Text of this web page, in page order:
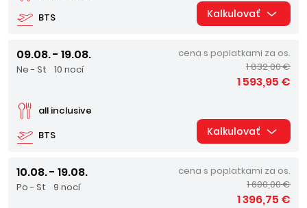
BTS Kalkulovať
09.08. - 19.08.
Ne - St 10 nocí
BTS
all inclusive
cena s poplatkami za os.
1 832,00 €
1 593,95 €
Kalkulovať
10.08. - 19.08.
Po - St 9 nocí
cena s poplatkami za os.
1 600,00 €
1 396,75 €